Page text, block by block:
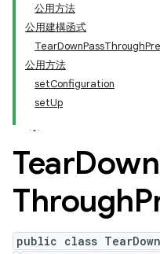
公用方法
公用建構函式
公用方法
setConfiguration
setUp
TearDown
Through
public class